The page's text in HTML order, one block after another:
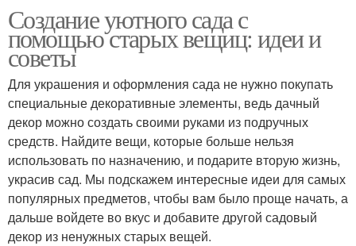
Создание уютного сада с
помощью старых вещиц: идеи и
советы
Для украшения и оформления сада не нужно покупать
специальные декоративные элементы, ведь дачный
декор можно создать своими руками из подручных
средств. Найдите вещи, которые больше нельзя
использовать по назначению, и подарите вторую жизнь,
украсив сад. Мы подскажем интересные идеи для самых
популярных предметов, чтобы вам было проще начать, а
дальше войдете во вкус и добавите другой садовый
декор из ненужных старых вещей.